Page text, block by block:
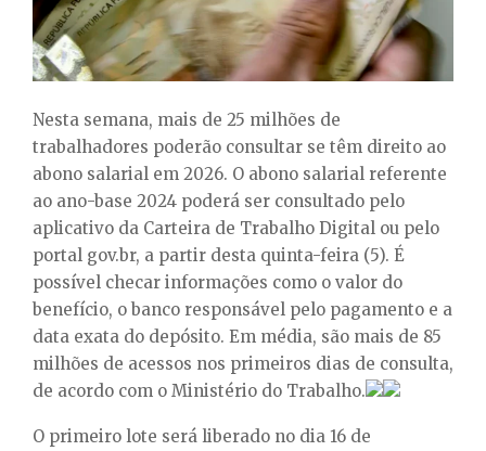
U
Nesta semana, mais de 25 milhões de
trabalhadores poderão consultar se têm direito ao
abono salarial em 2026. O abono salarial referente
ao ano-base 2024 poderá ser consultado pelo
aplicativo da Carteira de Trabalho Digital ou pelo
portal gov.br, a partir desta quinta-feira (5). É
possível checar informações como o valor do
benefício, o banco responsável pelo pagamento e a
data exata do depósito. Em média, são mais de 85
milhões de acessos nos primeiros dias de consulta,
de acordo com o Ministério do Trabalho.
O primeiro lote será liberado no dia 16 de